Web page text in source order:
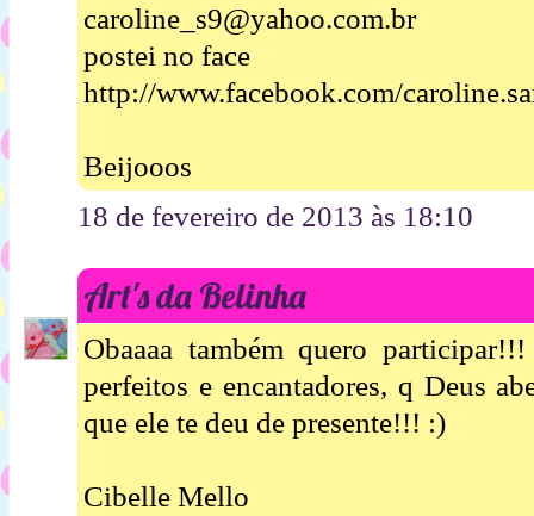
caroline_s9@yahoo.com.br
postei no face
http://www.facebook.com/
Beijooos
18 de fevereiro de 2013 às 18:10
Art's da Belinha
Obaaaa também quero
perfeitos e encantadores, q Deus
que ele te deu de presente!!! :)
Cibelle Mello